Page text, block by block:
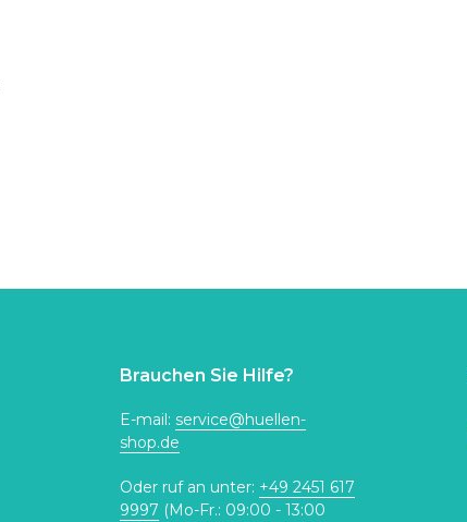
Brauchen Sie Hilfe?
E-mail: service@huellen-
shop.de
Oder ruf an unter: +49 2451 617
9997 (Mo-Fr.: 09:00 - 13:00